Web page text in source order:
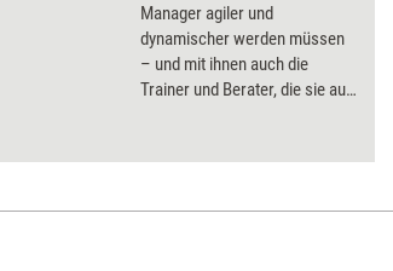
Manager agiler und
dynamischer werden müssen
– und mit ihnen auch die
Trainer und Berater, die sie auf
Weiterbildung will sie dafür fit
Amann und Roland Trescher